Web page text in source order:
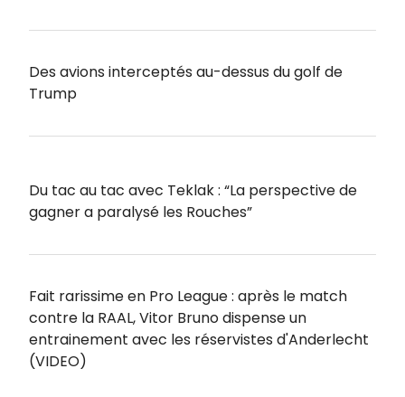
Des avions interceptés au-dessus du golf de
Trump
Du tac au tac avec Teklak : “La perspective de
gagner a paralysé les Rouches”
Fait rarissime en Pro League : après le match
contre la RAAL, Vitor Bruno dispense un
entrainement avec les réservistes d'Anderlecht
(VIDEO)